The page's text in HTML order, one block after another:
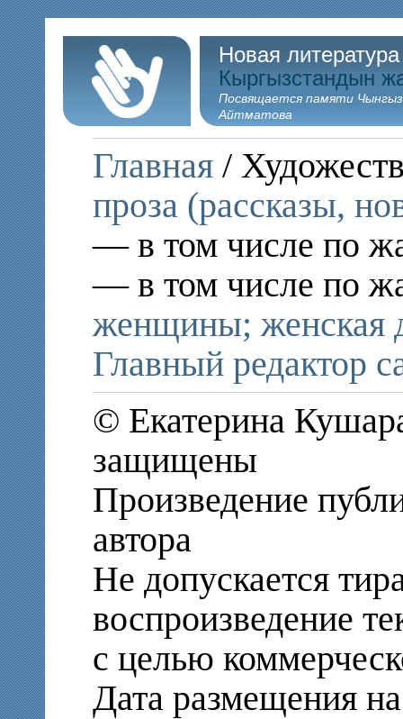
Новая
Кыргызстандын
Посвящается памяти
Айтматова
Главная /
проза (рассказы,
— в том числе по
— в том числе по
женщины; женская
Главный редактор
© Екатерина
защищены
Произведение
автора
Не допускается
воспроизведение
с целью
Дата размещения